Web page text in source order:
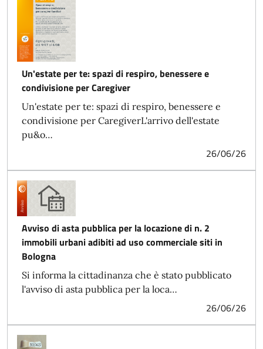
Un'estate per te: spazi di respiro, benessere e
condivisione per Caregiver
Un'estate per te: spazi di respiro, benessere e
condivisione per CaregiverL'arrivo dell'estate
pu&o…
26/06/26
Avviso di asta pubblica per la locazione di n. 2
immobili urbani adibiti ad uso commerciale siti in
Bologna
Si informa la cittadinanza che è stato pubblicato
l'avviso di asta pubblica per la loca…
26/06/26